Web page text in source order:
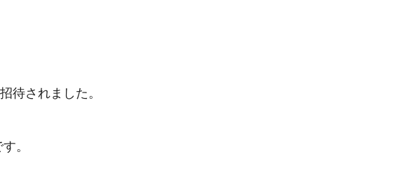
待されました。
。